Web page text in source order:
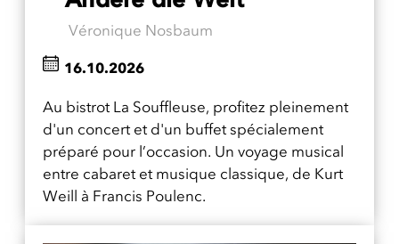
Véronique Nosbaum
Au bistrot La Souffleuse, profitez pleinement
d'un concert et d'un buffet spécialement
préparé pour l’occasion. Un voyage musical
entre cabaret et musique classique, de Kurt
Weill à Francis Poulenc.
16.10.2026